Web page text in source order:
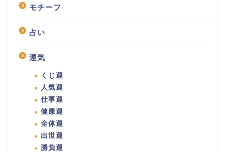
モチーフ
占い
運気
くじ運
人気運
仕事運
健康運
全体運
出世運
勝負運